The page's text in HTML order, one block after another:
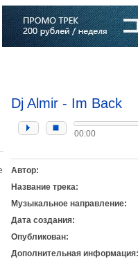
Dj Almir - Im Back
00:00
Автор:
Название трека:
Музыкальное направление:
Дата создания:
Опубликован:
Дополнительная информация: